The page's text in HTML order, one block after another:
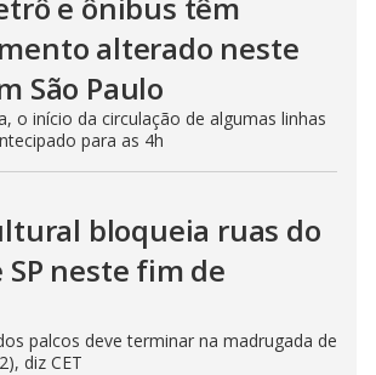
alterado neste
São Paulo
o início da circulação de algumas linhas
para as 4h
bloqueia ruas do
neste fim de
palcos deve terminar na madrugada de
diz CET